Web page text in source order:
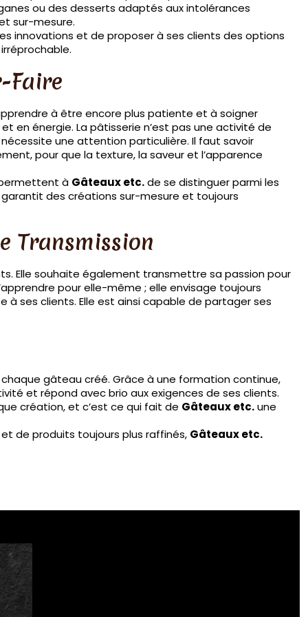
ou des desserts adaptés aux intolérances
sur-mesure.
innovations et de proposer à ses clients des options
Faire
à être encore plus patiente et à soigner
en énergie. La pâtisserie n’est pas une activité de
une attention particulière. Il faut savoir
pour que la texture, la saveur et l’apparence
à Gâteaux etc.de se distinguer parmi les
des créations sur-mesure et toujours
Transmission
Elle souhaite également transmettre sa passion pour
pour elle-même ; elle envisage toujours
à ses clients. Elle est ainsi capable de partager ses
gâteau créé. Grâce à une formation continue,
et répond avec brio aux exigences de ses clients.
création, et c’est ce qui fait de Gâteaux etc.une
de produits toujours plus raffinés, Gâteaux etc.